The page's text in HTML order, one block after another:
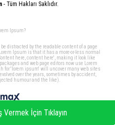
- Tüm Hakları Saklıdır.
Ipsum?
distracted by the readable content of a page
Ipsum is that it has a more-or-less normal
here, content here', making it look like
and web page editors now use Lorem
for 'lorem ipsum' will uncover many web sites
over the years, sometimes by accident,
humour and the like).
İçin Tıklayın
My Cart